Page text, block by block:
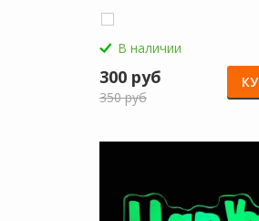
В наличии
300 руб
350 руб